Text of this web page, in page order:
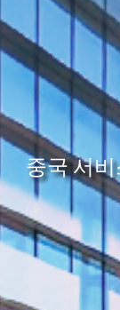
중국 서